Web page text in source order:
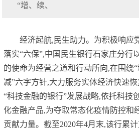
“增、续、
经济起航,民生助力。为积极响应
落实“六保”,中国民生银行石家庄分行
的使命为经营之道和行动所向,在围绕“
减”六字方针,大力服务实体经济快速
“科技金融的银行”发展战略,依托科技
化金融产品,为夺取常态化疫情防控和
贡献力量。截至2020年4月末,该行累